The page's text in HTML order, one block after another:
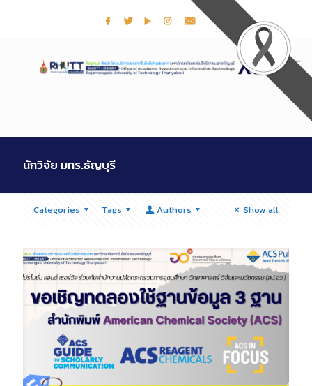
นักวิจัย มทร.ธัญบุรี
Categories Tags Authors Show all